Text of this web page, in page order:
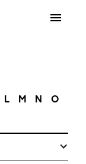
L M N O